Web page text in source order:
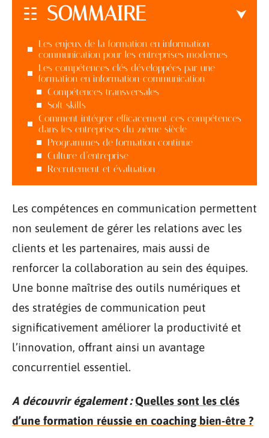
SOMMAIRE
Les enjeux de la formation en information-
communication pour les entreprises modernes
Les compétences clés développées par une
formation en information-communication
Compétences transversales
Soft skills
Comment intégrer efficacement ces compétences
dans les entreprises du 21ème siècle
Programmes de formation continue
Culture d’entreprise
Recrutement et évaluation
Les compétences en communication permettent
non seulement de gérer les relations avec les
clients et les partenaires, mais aussi de
renforcer la collaboration au sein des équipes.
Une bonne maîtrise des outils numériques et
des stratégies de communication peut
significativement améliorer la productivité et
l’innovation, offrant ainsi un avantage
concurrentiel essentiel.
A découvrir également : Quelles sont les clés
d’une formation réussie en coaching bien-être ?